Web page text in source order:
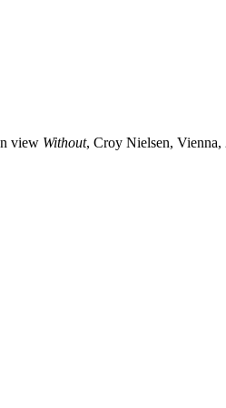
view Without, Croy Nielsen, Vienna,